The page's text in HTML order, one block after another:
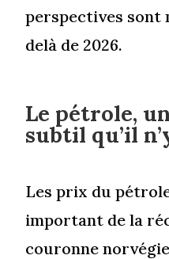
perspectives sont
delà de 2026.
Le pétrole,
subtil qu’il
Les prix du
important de la
couronne